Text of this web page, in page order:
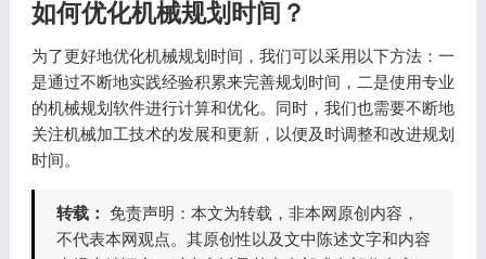
如何优化机械规划时间？
为了更好地优化机械规划时间，我们可以采用以下方法：一
是通过不断地实践经验积累来完善规划时间，二是使用专业
的机械规划软件进行计算和优化。同时，我们也需要不断地
关注机械加工技术的发展和更新，以便及时调整和改进规划
时间。
转载： 免责声明：本文为转载，非本网原创内容，
不代表本网观点。其原创性以及文中陈述文字和内容